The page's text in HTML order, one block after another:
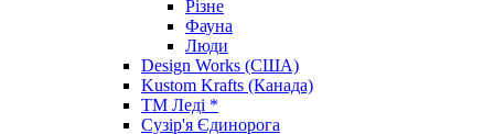
Різне
Фауна
Люди
Design Works (США)
Kustom Krafts (Канада)
ТМ Леді *
Сузір'я Єдинорога